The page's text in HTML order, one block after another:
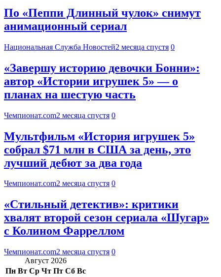
По «Пеппи Длинный чулок» снимут
анимационный сериал
Национальная Служба Новостей2 месяца спустя 0
«Завершу историю девочки Бонни»:
автор «Истории игрушек 5» — о
планах на шестую часть
Чемпионат.com2 месяца спустя 0
Мультфильм «История игрушек 5»
собрал $71 млн в США за день, это
лучший дебют за два года
Чемпионат.com2 месяца спустя 0
«Стильный детектив»: критики
хвалят второй сезон сериала «Шугар»
с Колином Фарреллом
Чемпионат.com2 месяца спустя 0
Август 2026
Пн Вт Ср Чт Пт Сб Вс